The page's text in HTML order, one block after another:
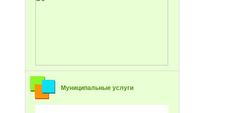
Муниципальные услуги